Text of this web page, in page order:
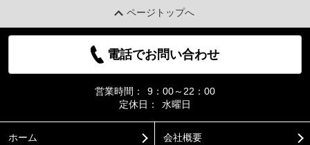
ページトップへ
電話でお問い合わせ
営業時間：
9：00～22：00
定休日：
水曜日
ホーム 会社概要